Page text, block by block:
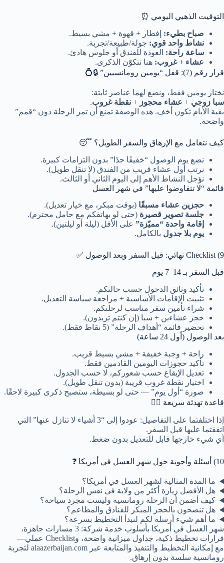
التوقيت الذهبي اليومي ⏰
صباح بطيء: إفطار + قهوة + مشي بسيط.
نشاط واحد قوي: جولة/طبيعة/تجربة.
ساعة راحة: العودة للفندق أو جلوس هادئ.
عشاء + غروب: هنا تتكوّن الذكرى.
قرار رقم (7): قفل “يومين رومانسيين” 🔒💍
نختار يومين فقط، ونضع لهما عناصر ثابتة:
سبا زوجي + عشاء محجوز + نقطة غروب.
بقية الأيام تكون أخف. هذه الوصفة تمنع أن تمر الرحلة دون “قمم”
واضحة.
كيف نتعامل مع الإرهاق والسفر الطويل؟ 😴
نضع يوم الوصول “خفيفًا جدًا” بدون التزامات كبيرة.
نرتب أول عشاء قريب من الفندق (لا تنقل طويل).
نؤجل النشاط الأهم إلى اليوم الثاني أو الثالث.
قائمة “لا تتفاوضوا عليها” في شهر العسل
حجزين عشاء مسبقًا (بوقت مبكر، مع خيار تعديل).
جلسة تصوير قصيرة (حتى لو بهاتفكم مع حامل محترم).
إقامة واحدة “مميّزة” على الأقل (ليلة أو ليلتين).
يوم بلا جدول بالكامل.
9) Checklist نهائي: قبل السفر وبعد الوصول ✅
قبل السفر بـ 14–7 يوم
تأكيد وثائق الدخول حسب حالتكم.
تثبيت الإقامات الأساسية + مراجعة سياسة التعديل.
شراء تأمين سفر مناسب لرحلتكم.
حجز عشاءين + سبا (إن كنتم تريدون).
تحضير قائمة “أهداف الرحلة” (5 نقاط فقط).
بعد الوصول (أول 24 ساعة)
راحة + وجبة خفيفة + مشي بسيط قريب.
تأكيد حجوزات اليومين القادمين فقط.
تعديل الإيقاع حسب شعوركم، لا حسب الجدول.
اختيار نقطة غروب قريبة (بدون تنقل طويل).
صورة “أول يوم” — حتى لو بسيطة، ستصبح ذكرى كبيرة لاحقًا.
قاعدة تهدئة سريعة 🧘‍♀️
إذا اختلفتما على التفاصيل: عودوا إلى “3 أشياء لا تنازل عنها” التي
اتفقتما عليها قبل السفر.
أي شيء خارجها قابل للتعديل بدون ضغط.
10) أسئلة وأجوبة حول شهر العسل في أمريكا ❓
ما المدة المثالية لشهر العسل في أمريكا؟
هل الأفضل زيارة أكثر من ولاية في نفس الرحلة؟
كيف أضمن أن الرحلة رومانسية وليست مجرد سياحة؟
هل تنصحون بالحجز المبكر للفنادق والمطاعم؟
ما أهم شيء أرسله لكم لنبدأ التخطيط بسرعة؟
شهر العسل في أمريكا بأسلوب خدمة شركة: 3 مسارات جاهزة،
قرارات تخطيط ذكية، جداول ميزانية واضحة، وChecklist عملي—
مع إمكانية التخطيط والتنفيذ والمتابعة عبر alaazerbaijan.com لتجربة
رومانسية سلسة بدون إرهاق.